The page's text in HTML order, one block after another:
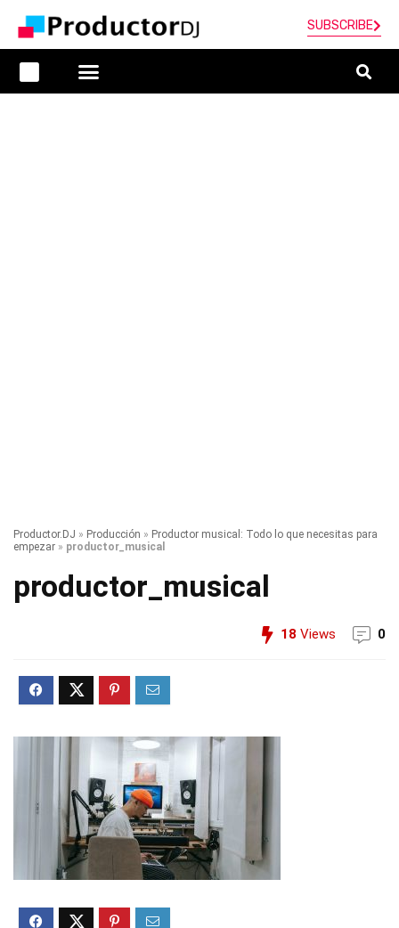
SUBSCRIBE
Productor.DJ » Producción » Productor musical: Todo lo que necesitas para
empezar » productor_musical
productor_musical
18 Views 0